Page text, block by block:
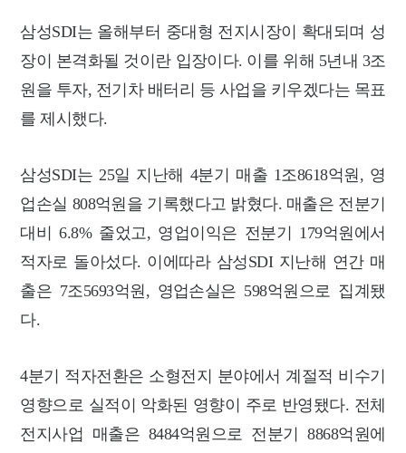
삼성SDI는 올해부터 중대형 전지시장이 확대되며 성
장이 본격화될 것이란 입장이다. 이를 위해 5년내 3조
원을 투자, 전기차 배터리 등 사업을 키우겠다는 목표
를 제시했다.
삼성SDI는 25일 지난해 4분기 매출 1조8618억원, 영
업손실 808억원을 기록했다고 밝혔다. 매출은 전분기
대비 6.8% 줄었고, 영업이익은 전분기 179억원에서
적자로 돌아섰다. 이에따라 삼성SDI 지난해 연간 매
출은 7조5693억원, 영업손실은 598억원으로 집계됐
다.
4분기 적자전환은 소형전지 분야에서 계절적 비수기
영향으로 실적이 악화된 영향이 주로 반영됐다. 전체
전지사업 매출은 8484억원으로 전분기 8868억원에